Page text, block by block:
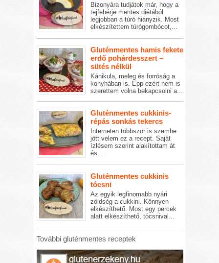
Bizonyára tudjátok már, hogy a
tejfehérje mentes diétából
legjobban a túró hiányzik. Most
elkészítettem túrógombócot,...
Gluténmentes hamis fekete
erdő pohárdesszert –
sütés nélkül
Kánikula, meleg és forróság a
konyhában is. Épp ezért nem is
szerettem volna bekapcsolni a...
Gluténmentes cukkinis-
répás sonkás tekercs
Interneten többször is szembe
jött velem ez a recept. Saját
ízlésem szerint alakítottam át
és...
Gluténmentes cukkinis
tócsni
Az egyik legfinomabb nyári
zöldség a cukkini. Könnyen
elkészíthető. Most egy percek
alatt elkészíthető, tócsnival...
További gluténmentes receptek